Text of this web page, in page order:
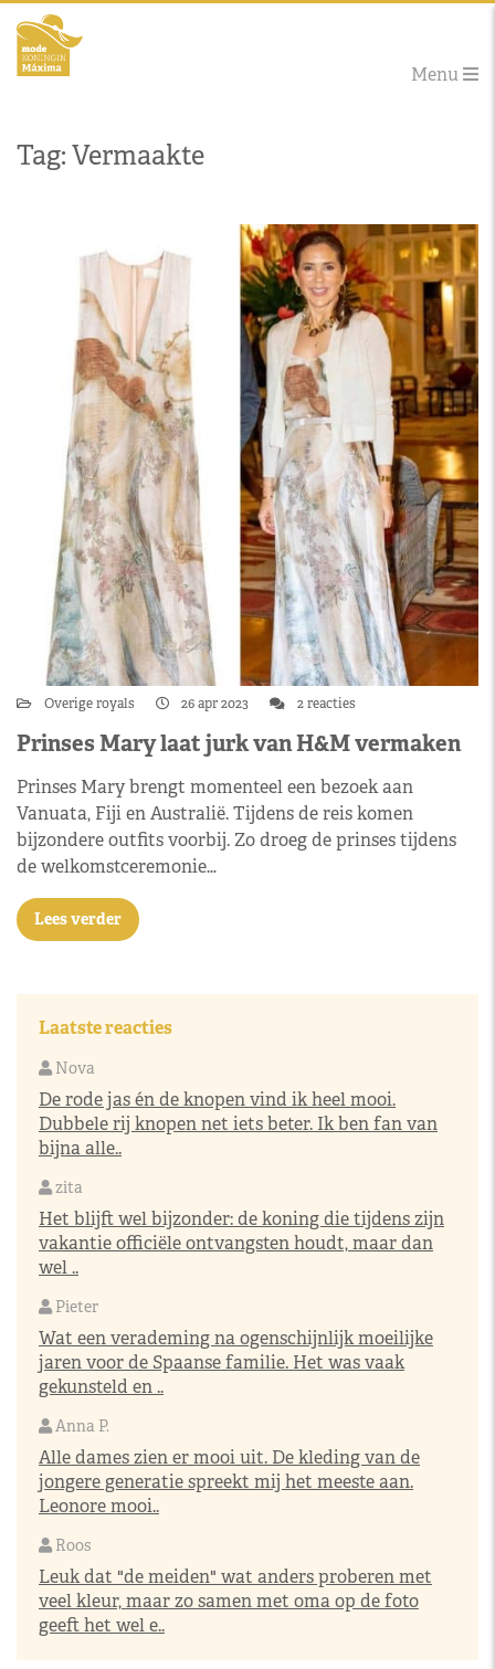
Menu
Tag: Vermaakte
Overige royals 26 apr 2023 2 reacties
Prinses Mary laat jurk van H&M vermaken
Prinses Mary brengt momenteel een bezoek aan
Vanuata, Fiji en Australië. Tijdens de reis komen
bijzondere outfits voorbij. Zo droeg de prinses tijdens
de welkomstceremonie…
Lees verder
Laatste reacties
Nova
De rode jas én de knopen vind ik heel mooi.
Dubbele rij knopen net iets beter. Ik ben fan van
bijna alle..
zita
Het blijft wel bijzonder: de koning die tijdens zijn
vakantie officiële ontvangsten houdt, maar dan
wel ..
Pieter
Wat een verademing na ogenschijnlijk moeilijke
jaren voor de Spaanse familie. Het was vaak
gekunsteld en ..
Anna P.
Alle dames zien er mooi uit. De kleding van de
jongere generatie spreekt mij het meeste aan.
Leonore mooi..
Roos
Leuk dat "de meiden" wat anders proberen met
veel kleur, maar zo samen met oma op de foto
geeft het wel e..